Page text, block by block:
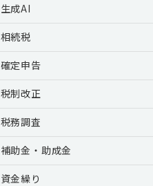
生成AI
相続税
確定申告
税制改正
税務調査
補助金・助成金
資金繰り